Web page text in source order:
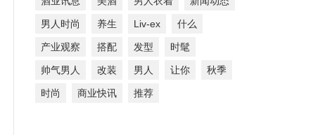
男人时尚 养生 Liv-ex 什么
产业观察 搭配 发型 时髦
帅气男人 改装 男人 让你 秋季
时尚 商业快讯 推荐